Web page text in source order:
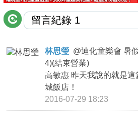
聯絡我們
APP下載
林思瑩 @迪化童樂會 暑
4)(結束營業)
高敏惠 昨天我說的就是
城飯店！
2016-07-29 18:23